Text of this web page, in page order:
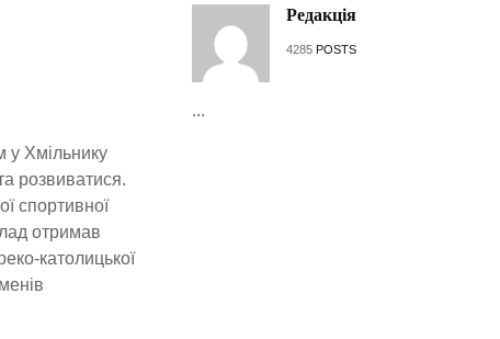
у Хмільнику
розвиватися.
спортивної
отримав
католицької
Редакція
4285 POSTS
...